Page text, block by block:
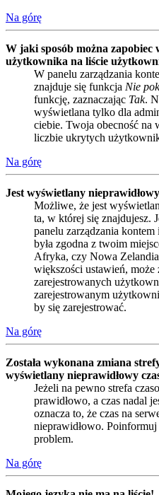
Na górę
W jaki sposób można zapobiec
użytkownika na liście
W panelu zarządzania
znajduje się funkcja Nie
funkcję, zaznaczając Tak.
wyświetlana tylko dla
ciebie. Twoja obecność na
liczbie ukrytych
Na górę
Jest wyświetlany
Możliwe, że jest
ta, w której się znajdujesz.
panelu zarządzania
była zgodna z twoim
Afryka, czy Nowa
większości ustawień,
zarejestrowanych
zarejestrowanym
by się zarejestrować.
Na górę
Została wykonana zmiana
wyświetlany nieprawidłowy
Jeżeli na pewno strefa
prawidłowo, a czas nadal
oznacza to, że czas na
nieprawidłowo.
problem.
Na górę